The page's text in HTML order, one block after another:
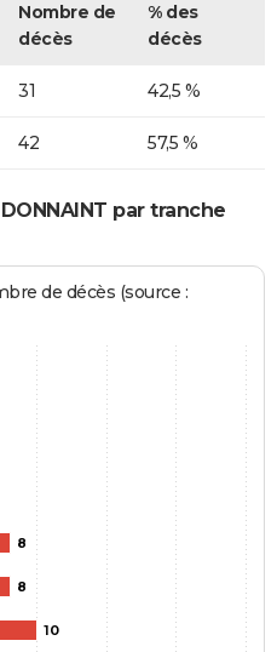
Nombre de
décès
% des
décès
31 42,5 %
42 57,5 %
par tranche
de décès (source :
8
8
10